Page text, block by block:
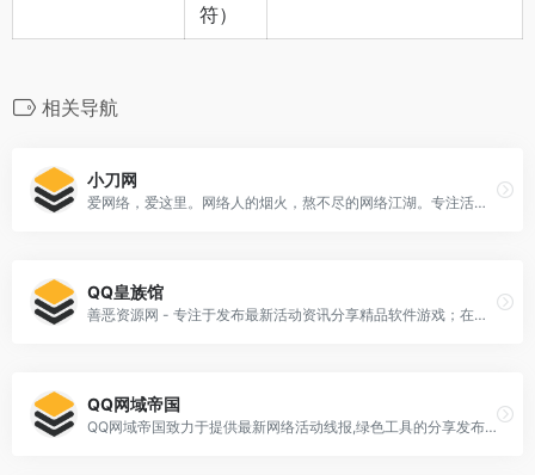
符）
相关导航
小刀网
爱网络，爱这里。网络人的烟火，熬不尽的网络江湖。专注活动，软件，教程分享！总之就是网络那些事。
QQ皇族馆
善恶资源网 - 专注于发布最新活动资讯分享精品软件游戏；在这里您可以下载到各种日常所需要的软件，比如小刀网、活动线报(QQ活动.游戏游戏.现金活动等)、游戏、系统工具、手机软件；本站还收集发布易语言相关资源(源码.模块.教程等)
QQ网域帝国
QQ网域帝国致力于提供最新网络活动线报,绿色工具的分享发布,打造顶尖的网络免费分享平台。